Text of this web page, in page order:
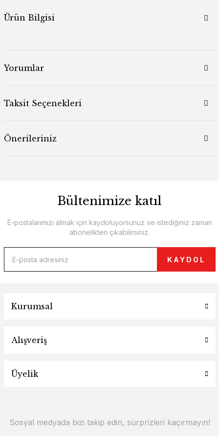
Ürün Bilgisi
Yorumlar
Taksit Seçenekleri
Önerileriniz
Bültenimize katıl
E-postalarımızı almak için kaydoluyorsunuz ve istediğiniz zaman
abonelikten çıkabilirsiniz.
KAYDOL
Kurumsal
Alışveriş
Üyelik
Sosyal medyada bizi takip edin, sürprizleri kaçırmayın!